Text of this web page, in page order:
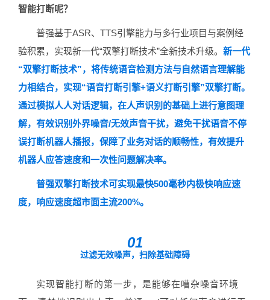
智能打断呢？
普强基于ASR、TTS引擎能力与多行业项目与案例经
验积累，实现新一代“双擎打断技术”全新技术升级。 新一代
“双擎打断技术”，将传统语音检测方法与自然语言理解能
力相结合，实现“语音打断引擎+语义打断引擎”双擎打断。
通过模拟人人对话逻辑，在人声识别的基础上进行意图理
解，有效识别外界噪音/无效声音干扰，避免干扰语音不停
误打断机器人播报，保障了业务对话的顺畅性，有效提升
机器人应答速度和一次性问题解决率。
普强双擎打断技术可实现最快500毫秒内极快响应速
度，响应速度超市面主流200%。
01
过滤无效噪声，扫除基础障碍
实现智能打断的第一步，是能够在嘈杂噪音环境